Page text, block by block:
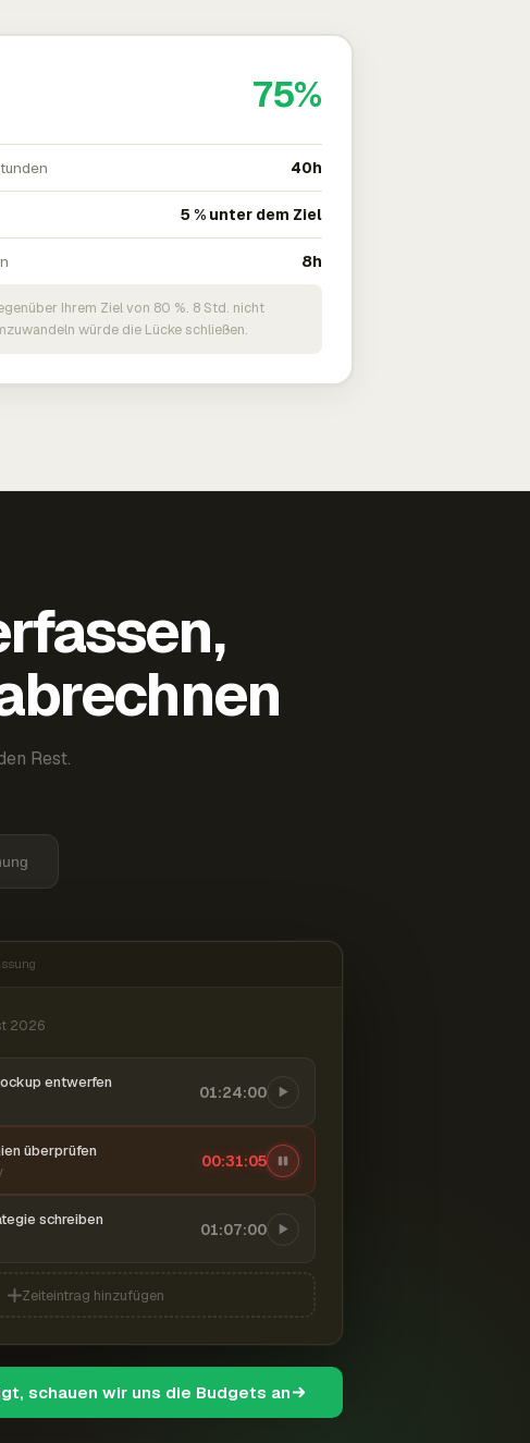
75%
40h
5 % unter dem Ziel
8h
Ihrem Ziel von 80 %. 8 Std. nicht
würde die Lücke schließen.
Rest.
2026
entwerfen 01:24:00
überprüfen 00:31:06
schreiben 01:07:00
Zeiteintrag hinzufügen
schauen wir uns die Budgets an